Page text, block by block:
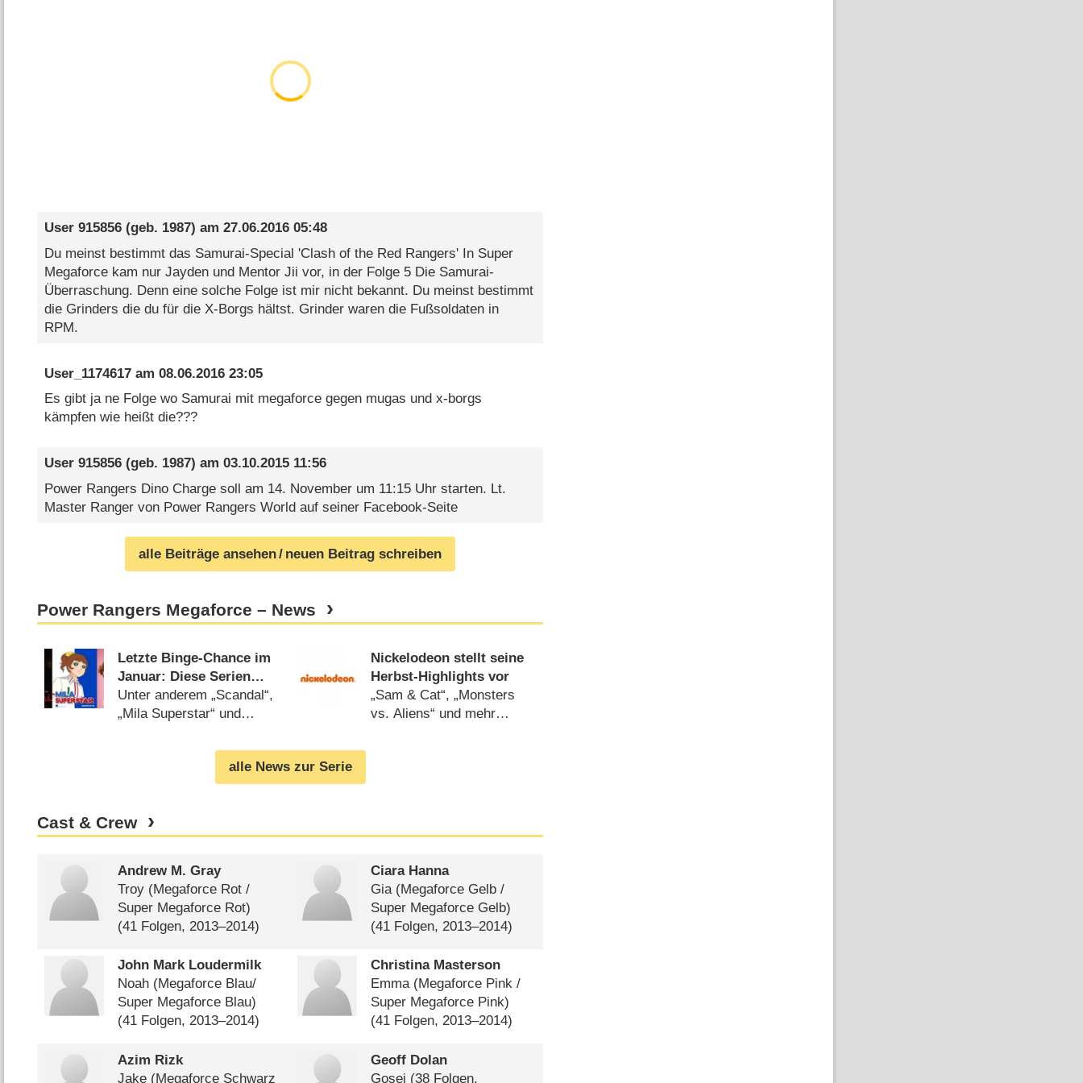
User 915856(geb. 1987) am 27.06.2016 05:48
Du meinst bestimmt das Samurai-Special 'Clash of the Red Rangers' In Super
Megaforce kam nur Jayden und Mentor Jii vor, in der Folge 5 Die Samurai-
Überraschung. Denn eine solche Folge ist mir nicht bekannt. Du meinst bestimmt
die Grinders die du für die X-Borgs hältst. Grinder waren die Fußsoldaten in
RPM.
User_1174617am 08.06.2016 23:05
Es gibt ja ne Folge wo Samurai mit megaforce gegen mugas und x-borgs
kämpfen wie heißt die???
User 915856(geb. 1987) am 03.10.2015 11:56
Power Rangers Dino Charge soll am 14. November um 11:15 Uhr starten. Lt.
Master Ranger von Power Rangers World auf seiner Facebook-Seite
alle Beiträge ansehen/ neuen Beitrag schreiben
Power Rangers Megaforce – News
Letzte Binge-Chance im
Januar: Diese Serien
fliegen bei Amazon &
Netflix raus
Unter anderem „Scandal“,
„Mila Superstar“ und
18.01.2021)
Nickelodeon stellt seine
Herbst-Highlights vor
„Sam & Cat“, „Monsters
vs. Aliens“ und mehr
alle News zur Serie
Cast & Crew
Andrew M. Gray
Troy (Megaforce Rot /​
Super Megaforce Rot)
(41 Folgen, 2013⁠–⁠2014)
Ciara Hanna
Gia (Megaforce Gelb /​
Super Megaforce Gelb)
(41 Folgen, 2013⁠–⁠2014)
John Mark Loudermilk
Noah (Megaforce Blau/​
Super Megaforce Blau)
(41 Folgen, 2013⁠–⁠2014)
Christina Masterson
Emma (Megaforce Pink /​
Super Megaforce Pink)
(41 Folgen, 2013⁠–⁠2014)
Azim Rizk
Jake (Megaforce Schwarz
Geoff Dolan
Gosei (38 Folgen,